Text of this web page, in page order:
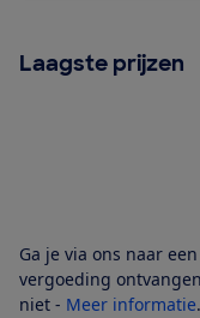
Laagste prijzen
Ga je via ons naar
vergoeding
niet - Meer informatie.